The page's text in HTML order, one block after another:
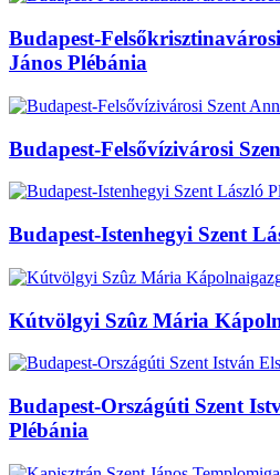
Budapest-
János Plébánia
Budapest-Felsővízivárosi
Budapest-Istenhegyi Szent
Kútvölgyi Szûz Mária
Budapest-Országúti Szent
Plébánia